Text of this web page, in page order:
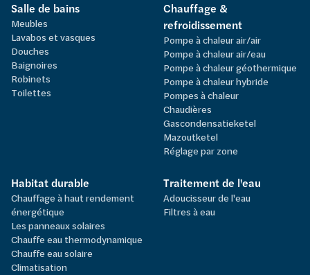
Salle de bains
Meubles
Lavabos et vasques
Douches
Baignoires
Robinets
Toilettes
Chauffage &
refroidissement
Pompe à chaleur air/air
Pompe à chaleur air/eau
Pompe à chaleur géothermique
Pompe à chaleur hybride
Pompes à chaleur
Chaudières
Gascondensatieketel
Mazoutketel
Réglage par zone
Habitat durable
Chauffage à haut rendement
énergétique
Les panneaux solaires
Chauffe eau thermodynamique
Chauffe eau solaire
Climatisation
Traitement de l'eau
Adoucisseur de l'eau
Filtres à eau